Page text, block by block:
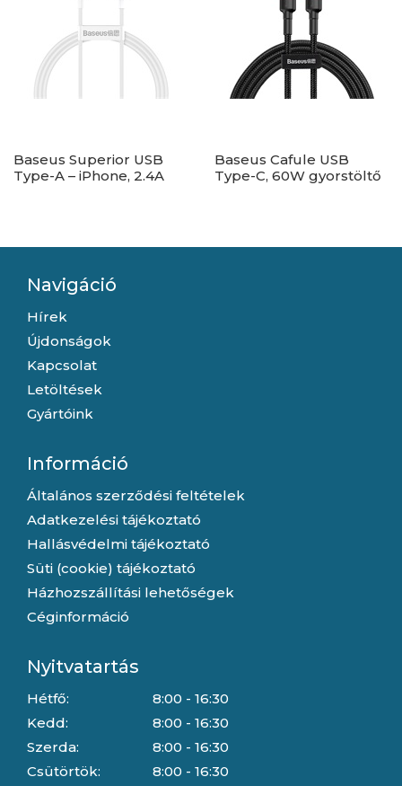
Baseus Superior USB
Type-A – iPhone, 2.4A
Baseus Cafule USB
Type-C, 60W gyorstöltő
Navigáció
Hírek
Újdonságok
Kapcsolat
Letöltések
Gyártóink
Információ
Általános szerződési feltételek
Adatkezelési tájékoztató
Hallásvédelmi tájékoztató
Süti (cookie) tájékoztató
Házhozszállítási lehetőségek
Céginformáció
Nyitvatartás
Hétfő:
Kedd:
Szerda:
Csütörtök:
8:00 - 16:30
8:00 - 16:30
8:00 - 16:30
8:00 - 16:30